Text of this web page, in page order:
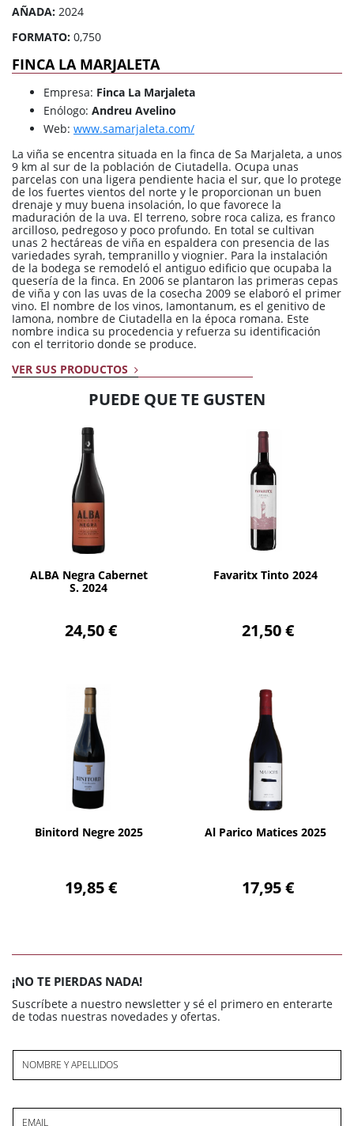
AÑADA: 2024
FORMATO: 0,750
FINCA LA MARJALETA
Empresa: Finca La Marjaleta
Enólogo: Andreu Avelino
Web: www.samarjaleta.com/
La viña se encentra situada en la finca de Sa Marjaleta, a unos
9 km al sur de la población de Ciutadella. Ocupa unas
parcelas con una ligera pendiente hacia el sur, que lo protege
de los fuertes vientos del norte y le proporcionan un buen
drenaje y muy buena insolación, lo que favorece la
maduración de la uva. El terreno, sobre roca caliza, es franco
arcilloso, pedregoso y poco profundo. En total se cultivan
unas 2 hectáreas de viña en espaldera con presencia de las
variedades syrah, tempranillo y viognier. Para la instalación
de la bodega se remodeló el antiguo edificio que ocupaba la
quesería de la finca. En 2006 se plantaron las primeras cepas
de viña y con las uvas de la cosecha 2009 se elaboró el primer
vino. El nombre de los vinos, Iamontanum, es el genitivo de
Iamona, nombre de Ciutadella en la época romana. Este
nombre indica su procedencia y refuerza su identificación
con el territorio donde se produce.
VER SUS PRODUCTOS
PUEDE QUE TE GUSTEN
ALBA Negra Cabernet
S. 2024
24,50 €
AÑADIR
Favaritx Tinto 2024
21,50 €
AÑADIR
Binitord Negre 2025
19,85 €
AÑADIR
Al Parico Matices 2025
17,95 €
AÑADIR
¡NO TE PIERDAS NADA!
Suscríbete a nuestro newsletter y sé el primero en enterarte
de todas nuestras novedades y ofertas.
NOMBRE Y APELLIDOS
EMAIL